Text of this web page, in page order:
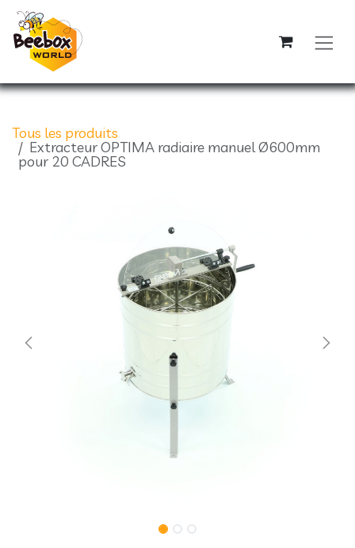
Se rendre au contenu
Tous les produits
Extracteur OPTIMA radiaire manuel Ø600mm
pour 20 CADRES